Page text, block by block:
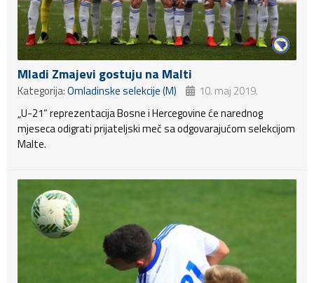
Mladi Zmajevi gostuju na Malti
Kategorija:Omladinske selekcije (M)
10. maj 2019.
„U-21“ reprezentacija Bosne i Hercegovine će narednog
mjeseca odigrati prijateljski meč sa odgovarajućom selekcijom
Malte.